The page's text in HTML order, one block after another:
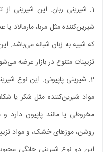
1. شیرینی زبان: این شیرینی
شیرین‌کننده مثل مربا،
که شبیه به زبان شبانه می‌باشد.
تزیینات متنوع در بازار عرضه
2. شیرینی پاپیونی: این نوع
مواد شیرین‌کننده مثل شکر یا
مخروطی یا مانند پاپیون دارد و
روشن، موزهای خشک، و مواد